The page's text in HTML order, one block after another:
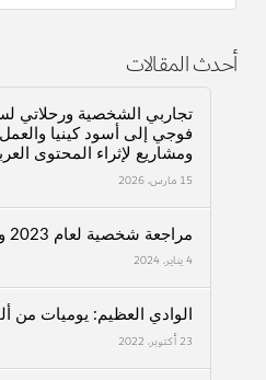
أحدث المقالات
فوجي إلى أسود كينيا
ومشاريع لإثراء المحتوى
15 مارس، 2026
مراجعة شخصية لعام 2023 وأهداف العام الجديد
4 يناير، 2024
الوادي العظيم: يوميات من
23 أكتوبر، 2022